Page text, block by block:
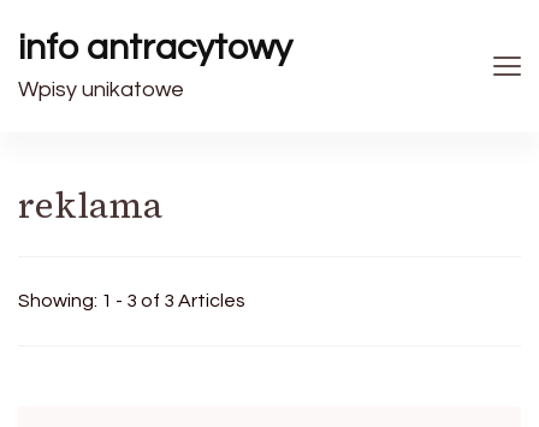
info antracytowy
Wpisy unikatowe
reklama
Showing: 1 - 3 of 3 Articles